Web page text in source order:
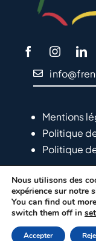
Mentions
Politique
Politique
Nous utilisons des
expérience sur notre
You can find out
switch them off in
Accepter